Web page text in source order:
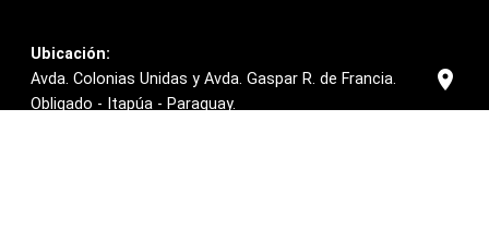
Ubicación:
Avda. Colonias Unidas y Avda. Gaspar R. de Francia.
Obligado - Itapúa - Paraguay.
location_on